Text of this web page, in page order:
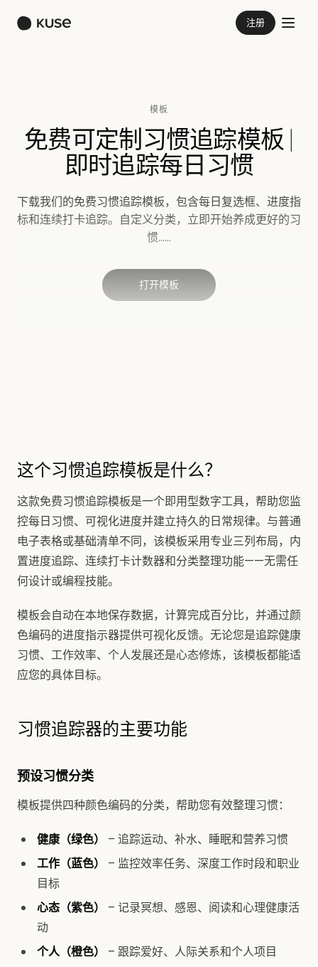
注册
模板
免费可定制习惯追踪模板 |
即时追踪每日习惯
下载我们的免费习惯追踪模板，包含每日复选框、进度指
标和连续打卡追踪。自定义分类，立即开始养成更好的习
惯……
打开模板
这个习惯追踪模板是什么？
这款免费习惯追踪模板是一个即用型数字工具，帮助您监
控每日习惯、可视化进度并建立持久的日常规律。与普通
电子表格或基础清单不同，该模板采用专业三列布局，内
置进度追踪、连续打卡计数器和分类整理功能——无需任
何设计或编程技能。
模板会自动在本地保存数据，计算完成百分比，并通过颜
色编码的进度指示器提供可视化反馈。无论您是追踪健康
习惯、工作效率、个人发展还是心态修炼，该模板都能适
应您的具体目标。
习惯追踪器的主要功能
预设习惯分类
模板提供四种颜色编码的分类，帮助您有效整理习惯：
健康（绿色）
– 追踪运动、补水、睡眠和营养习惯
工作（蓝色）
– 监控效率任务、深度工作时段和职业
目标
心态（紫色）
– 记录冥想、感恩、阅读和心理健康活
动
个人（橙色）
– 跟踪爱好、人际关系和个人项目